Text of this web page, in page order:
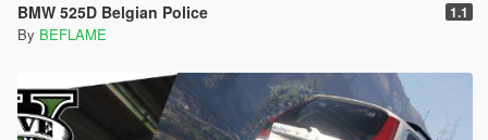
BMW 525D Belgian Police 1.1
By BEFLAME